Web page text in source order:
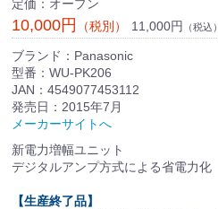
定価：オープン
10,000円 （税別） 11,000円 （税込）
ブランド：Panasonic
型番：WU-PK206
JAN：4549077453112
発売日：2015年7月
メーカーサイトへ
新電力増幅ユニット
デジタルアンプ方式による省電力化
【生産終了品】